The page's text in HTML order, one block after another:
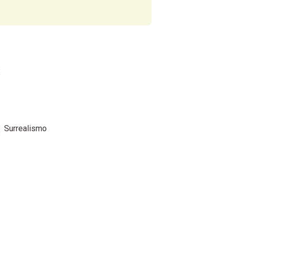
Surrealismo